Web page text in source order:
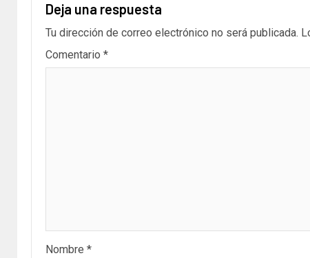
Deja una respuesta
Tu dirección de correo electrónico no será publicada.
Comentario *
Nombre *